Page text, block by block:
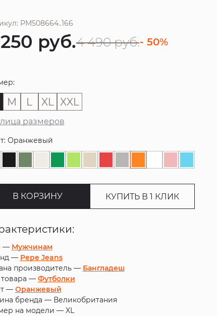
PM508664..166
руб.4 490 руб.- 50%
M L XL XXL
размеров
Оранжевый
В КОРЗИНУ КУПИТЬ В 1 КЛИК
— Мужчинам
— Pepe Jeans
производитель — Бангладеш
— Футболки
— Оранжевый
бренда — Великобритания
на модели — XL